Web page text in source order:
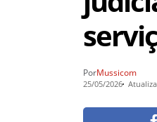
PorMussicom
25/05/2026